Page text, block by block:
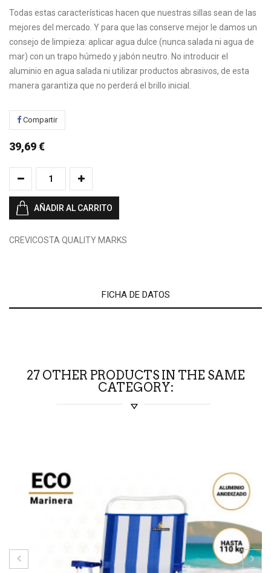
Todas estas características hacen que nuestras sillas sean de las
mejores del mercado. Y para que las conserve mejor le damos un
consejo de limpieza: aplicar agua dulce (nunca salada ni agua de
mar) con un trapo húmedo y jabón neutro. No introducir el
aluminio en agua salada ni utilizar productos abrasivos, de esta
manera garantiza que no perderá el brillo inicial.
Compartir
39,69 €
AÑADIR AL CARRITO
CREVICOSTA QUALITY MARKS
FICHA DE DATOS
27 OTHER PRODUCTS IN THE SAME
CATEGORY: